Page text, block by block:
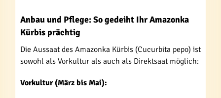
Anbau und Pflege: So gedeiht Ihr Amazonka
Kürbis prächtig
Die Aussaat des Amazonka Kürbis (Cucurbita pepo) ist
sowohl als Vorkultur als auch als Direktsaat möglich:
Vorkultur (März bis Mai):